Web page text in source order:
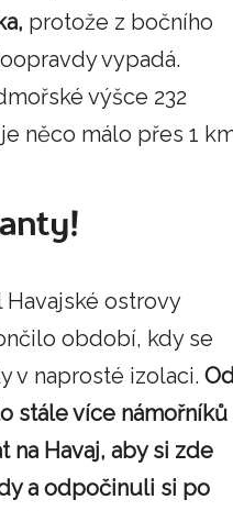
protože z bočního
vypadá.
výšce 232
něco málo přes 1
Havajské ostrovy
období, kdy se
v naprosté izolaci.
stále více námořníků
Havaj, aby si zde
a odpočinuli si po